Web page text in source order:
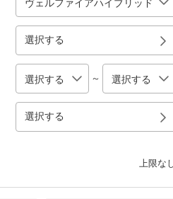
選択する
～
選択する
上限な